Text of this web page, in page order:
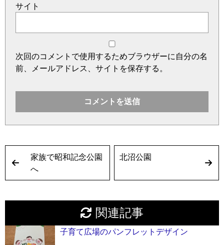
サイト
次回のコメントで使用するためブラウザーに自分の名
前、メールアドレス、サイトを保存する。
家族で昭和記念公園
へ
北沼公園
関連記事
子育て広場のパンフレットデザイン